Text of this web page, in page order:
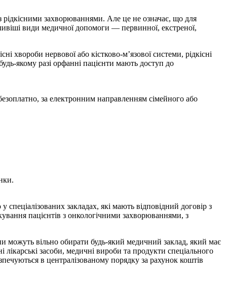
захворюваннями. Але це не означає, що для
види медичної допомоги — первинної, екстреної,
нервової або кістково-м’язової системи, рідкісні
якому разі орфанні пацієнти мають доступ до
за електронним направленням сімейного або
закладах, які мають відповідний договір з
пацієнтів з онкологічними захворюваннями, з
вільно обирати будь-який медичний заклад, який має
засоби, медичні вироби та продукти спеціального
в централізованому порядку за рахунок коштів